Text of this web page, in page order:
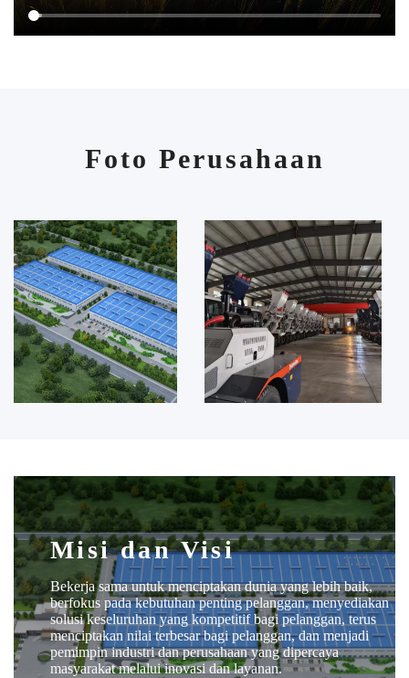
Foto Perusahaan
Misi dan Visi
Bekerja sama untuk menciptakan dunia yang lebih baik,
berfokus pada kebutuhan penting pelanggan, menyediakan
solusi keseluruhan yang kompetitif bagi pelanggan, terus
menciptakan nilai terbesar bagi pelanggan, dan menjadi
pemimpin industri dan perusahaan yang dipercaya
masyarakat melalui inovasi dan layanan.